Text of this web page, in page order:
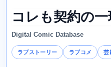
コレも契約の一
Digital Comic Database
ラブストーリー ラブコメ 芸